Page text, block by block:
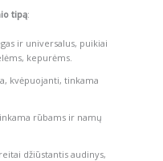
tipą:
ir universalus, puikiai
kepurėms.
kvėpuojanti, tinkama
rūbams ir namų
džiūstantis audinys,